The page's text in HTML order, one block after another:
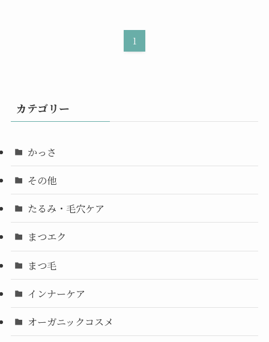
1
カテゴリー
かっさ
その他
たるみ・毛穴ケア
まつエク
まつ毛
インナーケア
オーガニックコスメ